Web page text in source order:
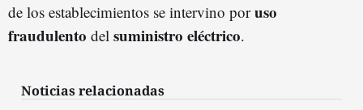
de los establecimientos se intervino poruso
fraudulento del suministro eléctrico.
Noticias relacionadas